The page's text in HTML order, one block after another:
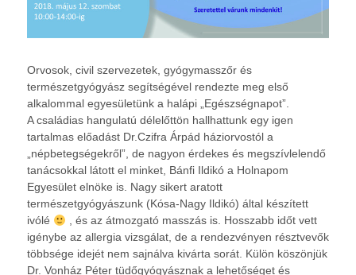
Orvosok, civil szervezetek, gyógymasszőr és
természetgyógyász segítségével rendezte meg első
alkalommal egyesületünk a halápi „Egészségnapot”.
A családias hangulatú délelőttön hallhattunk egy igen
tartalmas előadást Dr.Czifra Árpád háziorvostól a
„népbetegségekről”, de nagyon érdekes és megszívlelendő
tanácsokkal látott el minket, Bánfi Ildikó a Holnapom
Egyesület elnöke is. Nagy sikert aratott
természetgyógyászunk (Kósa-Nagy Ildikó) által készített
ivólé
, és az átmozgató masszás is. Hosszabb időt vett
igénybe az allergia vizsgálat, de a rendezvényen résztvevők
többsége idejét nem sajnálva kivárta sorát. Külön köszönjük
Dr. Vonház Péter tüdőgyógyásznak a lehetőséget és